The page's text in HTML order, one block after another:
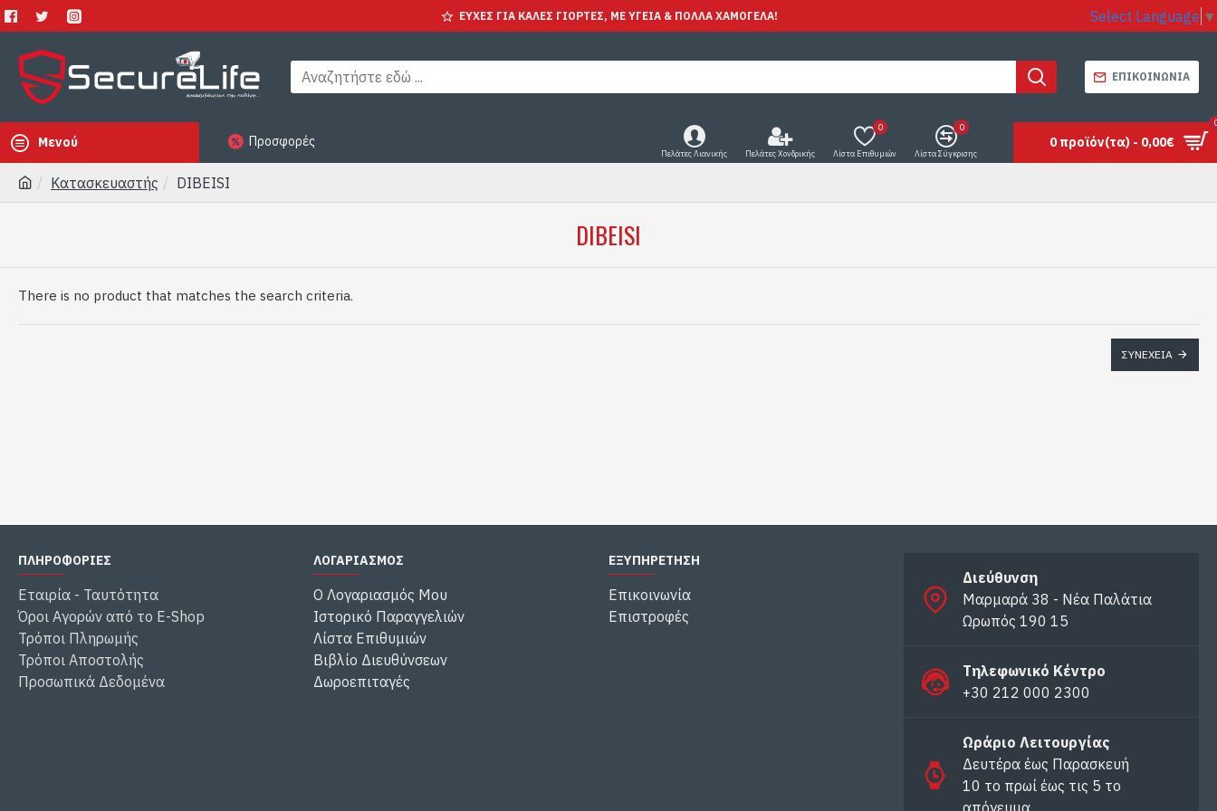
ΕΥΧΕΣ ΓΙΑ ΚΑΛΕΣ ΓΙΟΡΤΕΣ, ΜΕ ΥΓΕΊΑ & ΠΟΛΛΑ ΧΑΜΟΓΕΛΑ! Select Language ▼
ΕΠΙΚΟΙΝΩΝΊΑ
Μενού Προσφορές
Πελάτες Λιανικής Πελάτες Χονδρικής Λίστα Επιθυμιών
0
Λίστα Σύγκρισης
0
0 προϊόν(τα) - 0,00€
Κατασκευαστής DIBEISI
DIBEISI
There is no product that matches the search criteria.
ΣΥΝΈΧΕΙΑ
ΠΛΗΡΟΦΟΡΙΕΣ
Εταιρία - Ταυτότητα
Όροι Αγορών από το E-Shop
Τρόποι Πληρωμής
Τρόποι Αποστολής
Προσωπικά Δεδομένα
ΛΟΓΑΡΙΑΣΜΟΣ
Ο Λογαριασμός Μου
Ιστορικό Παραγγελιών
Λίστα Επιθυμιών
Βιβλίο Διευθύνσεων
Δωροεπιταγές
ΕΞΥΠΗΡΕΤΗΣΗ
Επικοινωνία
Επιστροφές
Διεύθυνση
Μαρμαρά 38 - Νέα Παλάτια
Ωρωπός 190 15
Τηλεφωνικό Κέντρο
+30 212 000 2300
Ωράριο Λειτουργίας
Δευτέρα έως Παρασκευή
10 το πρωί έως τις 5 το
απόγευμα